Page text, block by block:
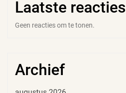
Laatste reacties
Geen reacties om te tonen.
Archief